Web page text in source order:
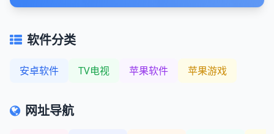
软件分类
安卓软件 TV电视 苹果软件 苹果游戏
网址导航